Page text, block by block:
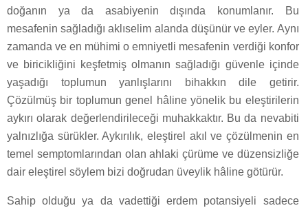
doğanın ya da asabiyenin dışında konumlanır. Bu
mesafenin sağladığı aklıselim alanda düşünür ve eyler. Aynı
zamanda ve en mühimi o emniyetli mesafenin verdiği konfor
ve biricikliğini keşfetmiş olmanın sağladığı güvenle içinde
yaşadığı toplumun yanlışlarını bihakkın dile getirir.
Çözülmüş bir toplumun genel hâline yönelik bu eleştirilerin
aykırı olarak değerlendirileceği muhakkaktır. Bu da nevabiti
yalnızlığa sürükler. Aykırılık, eleştirel akıl ve çözülmenin en
temel semptomlarından olan ahlaki çürüme ve düzensizliğe
dair eleştirel söylem bizi doğrudan üveylik hâline götürür.
Sahip olduğu ya da vadettiği erdem potansiyeli sadece